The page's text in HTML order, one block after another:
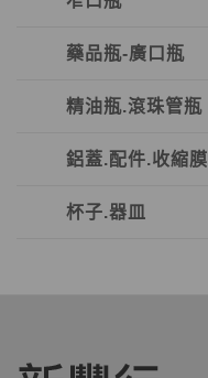
藥品瓶-廣口瓶
精油瓶.滾珠管瓶
鋁蓋.配件.收縮膜
杯子.器皿